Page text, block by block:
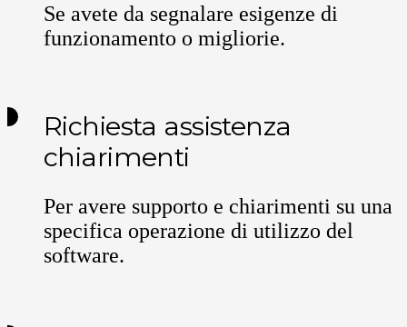
Se avete da segnalare esigenze di
funzionamento o migliorie.
Richiesta assistenza
chiarimenti
Per avere supporto e chiarimenti su una
specifica operazione di utilizzo del
software.